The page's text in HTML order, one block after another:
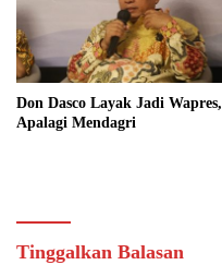
Don Dasco Layak Jadi Wapres,
Apalagi Mendagri
Tinggalkan Balasan